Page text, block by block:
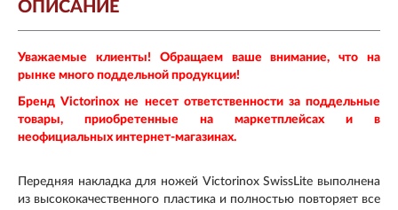
ОПИСАНИЕ
Уважаемые клиенты! Обращаем ваше внимание, что на
рынке много поддельной продукции!
Бренд Victorinox не несет ответственности за поддельные
товары, приобретенные на маркетплейсах и в
неофициальных интернет-магазинах.
Передняя накладка для ножей Victorinox SwissLite выполнена
из высококачественного пластика и полностью повторяет все